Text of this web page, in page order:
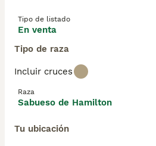
Tipo de listado
En venta
Tipo de raza
Incluir cruces
Raza
Sabueso de Hamilton
Tu ubicación